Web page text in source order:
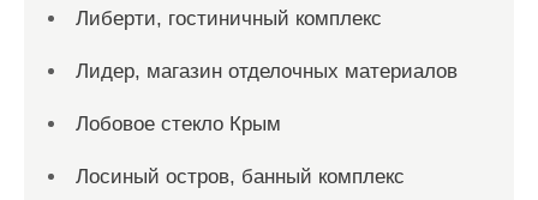
Либерти, гостиничный комплекс
Лидер, магазин отделочных материалов
Лобовое стекло Крым
Лосиный остров, банный комплекс